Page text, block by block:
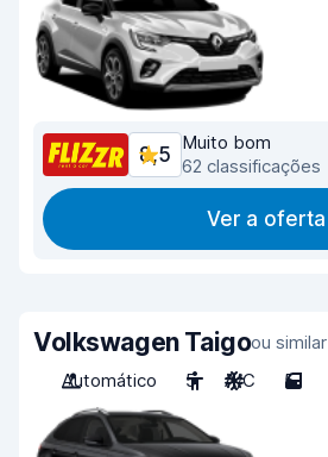
8,5
Muito bom
62 classificações
Ver a oferta
Volkswagen Taigoou similar
Automático
5 A/C 5